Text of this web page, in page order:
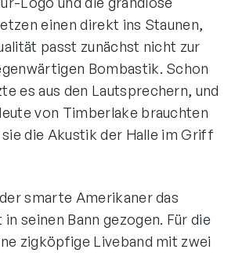
einen direkt ins Staunen,
passt zunächst nicht zur
Bombastik. Schon
es aus den Lautsprechern, und
von Timberlake brauchten
die Akustik der Halle im Griff
smarte Amerikaner das
seinen Bann gezogen. Für die
zigköpfige Liveband mit zwei